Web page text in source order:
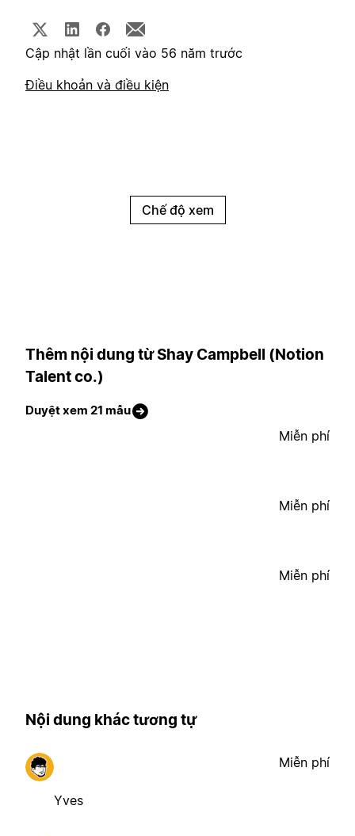
Cập nhật lần cuối vào 56 năm trước
Điều khoản và điều kiện
Chế độ xem
Thêm nội dung từ Shay Campbell (Notion
Talent co.)
Duyệt xem 21 mẫu
Miễn phí
Miễn phí
Miễn phí
Nội dung khác tương tự
Yves
Miễn phí